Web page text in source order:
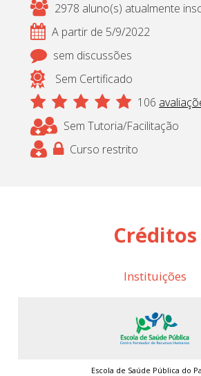
2978 aluno(s) atualmente
A partir de 5/9/2022
sem discussões
Sem Certificado
106
Sem Tutoria/Facilitação
Curso restrito
Créditos
Instituições
Escola de Saúde Pública do